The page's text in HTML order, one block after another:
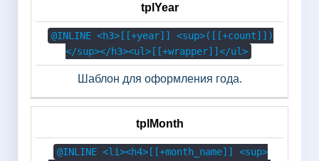
tplYear
@INLINE <h3>[[+year]] <sup>([[+count]])
</sup></h3><ul>[[+wrapper]]</ul>
Шаблон для оформления года.
tplMonth
@INLINE <li><h4>[[+month_name]] <sup>